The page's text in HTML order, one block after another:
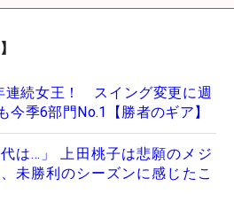
連続女王！ スイング変更に週
今季6部門No.1【勝者のギア】
代は…」 上田桃子は悲願のメジ
未勝利のシーズンに感じたこ